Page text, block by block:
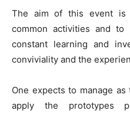
The aim of this event is
common activities and to
constant learning and
conviviality and the
One expects to manage
apply the prototypes